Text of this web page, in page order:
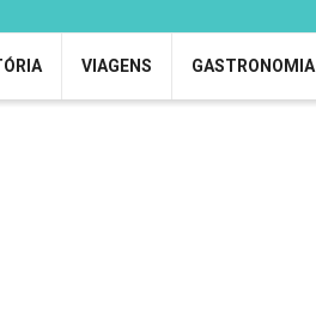
VIAGENS GASTRONOMIA